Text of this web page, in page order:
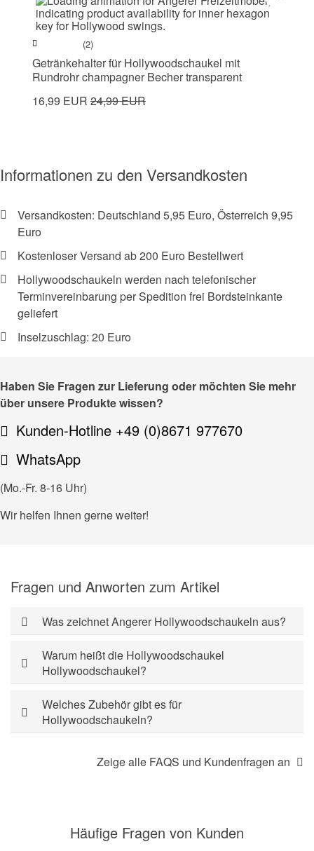
(2)
Getränkehalter für Hollywoodschaukel mit
Rundrohr champagner Becher transparent
16,99 EUR 24,99 EUR
Informationen zu den Versandkosten
Versandkosten: Deutschland 5,95 Euro, Österreich 9,95
Euro
Kostenloser Versand ab 200 Euro Bestellwert
Hollywoodschaukeln werden nach telefonischer
Terminvereinbarung per Spedition frei Bordsteinkante
geliefert
Inselzuschlag: 20 Euro
Haben Sie Fragen zur Lieferung oder möchten Sie mehr
über unsere Produkte wissen?
Kunden-Hotline +49 (0)8671 977670
WhatsApp
(Mo.-Fr. 8-16 Uhr)
Wir helfen Ihnen gerne weiter!
Fragen und Anworten zum Artikel
Was zeichnet Angerer Hollywoodschaukeln aus?
Warum heißt die Hollywoodschaukel
Hollywoodschaukel?
Welches Zubehör gibt es für
Hollywoodschaukeln?
Zeige alle FAQS und Kundenfragen an
Häufige Fragen von Kunden